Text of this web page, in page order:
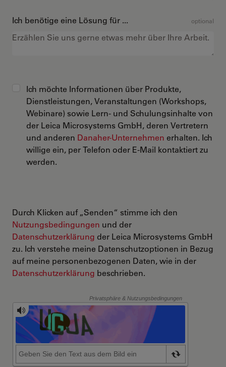
Ich benötige eine Lösung für ... optional
Ich möchte Informationen über Produkte,
Dienstleistungen, Veranstaltungen (Workshops,
Webinare) sowie Lern- und Schulungsinhalte von
der Leica Microsystems GmbH, deren Vertretern
und anderen Danaher-Unternehmen erhalten. Ich
willige ein, per Telefon oder E-Mail kontaktiert zu
werden.
Durch Klicken auf „Senden“ stimme ich den
Nutzungsbedingungen und der
Datenschutzerklärung der Leica Microsystems GmbH
zu. Ich verstehe meine Datenschutzoptionen in Bezug
auf meine personenbezogenen Daten, wie in der
Datenschutzerklärung beschrieben.